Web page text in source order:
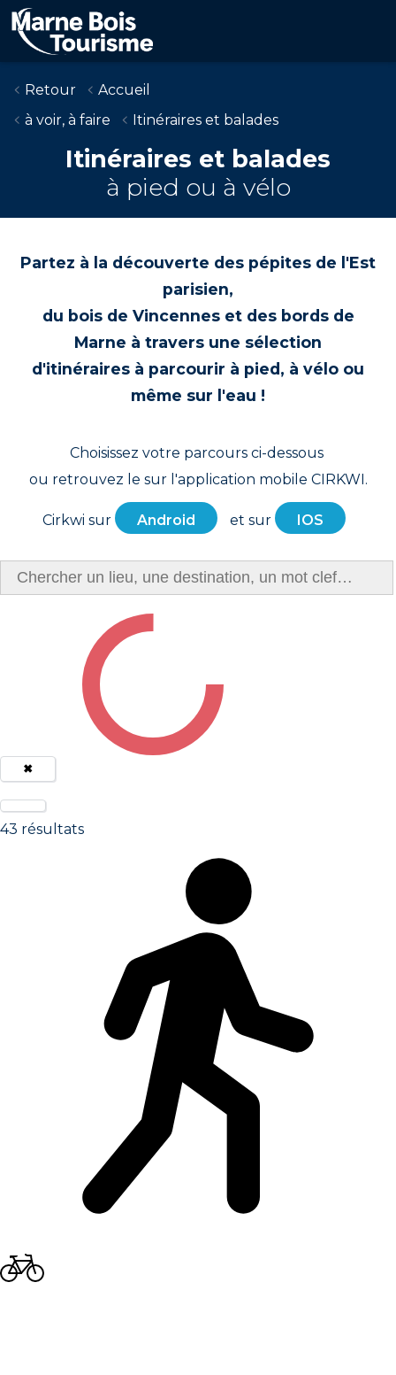
Aller
au
contenu
principal
Retour
Accueil
à voir, à faire
Itinéraires et balades
Itinéraires et balades
à pied ou à vélo
Partez à la découverte des pépites de l'Est
parisien,
du bois de Vincennes et des bords de
Marne à travers une sélection
d'itinéraires à parcourir à pied, à vélo ou
même sur l'eau !
Choisissez votre parcours ci-dessous
ou retrouvez le sur l'application mobile CIRKWI.
Cirkwi sur Android et sur IOS
✖
43 résultats